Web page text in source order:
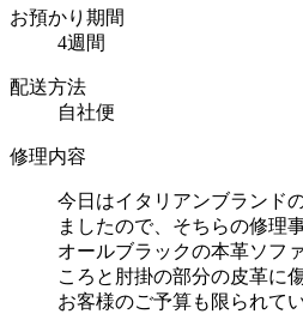
お預かり期間
4週間
配送方法
自社便
修理内容
今日はイタリアンブランド
ましたので、そちらの修理
オールブラックの本革ソフ
ころと肘掛の部分の皮革に
お客様のご予算も限られて